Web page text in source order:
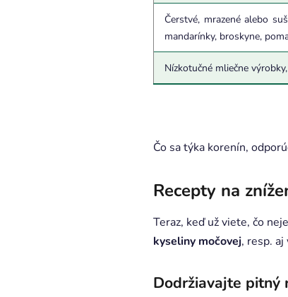
Čerstvé, mrazené alebo
mandarínky, broskyne,
Nízkotučné mliečne
Čo sa týka korenín,
Recepty na
Teraz, keď už viete, čo
kyseliny močovej, resp. aj
Dodržiavajte pitný